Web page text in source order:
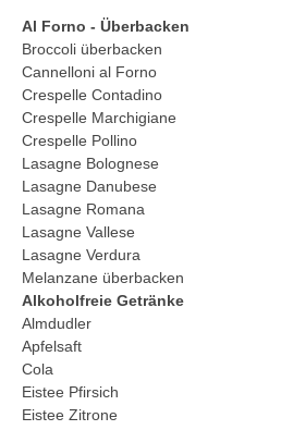
Al Forno - Überbacken
Broccoli überbacken
Cannelloni al Forno
Crespelle Contadino
Crespelle Marchigiane
Crespelle Pollino
Lasagne Bolognese
Lasagne Danubese
Lasagne Romana
Lasagne Vallese
Lasagne Verdura
Melanzane überbacken
Alkoholfreie Getränke
Almdudler
Apfelsaft
Cola
Eistee Pfirsich
Eistee Zitrone